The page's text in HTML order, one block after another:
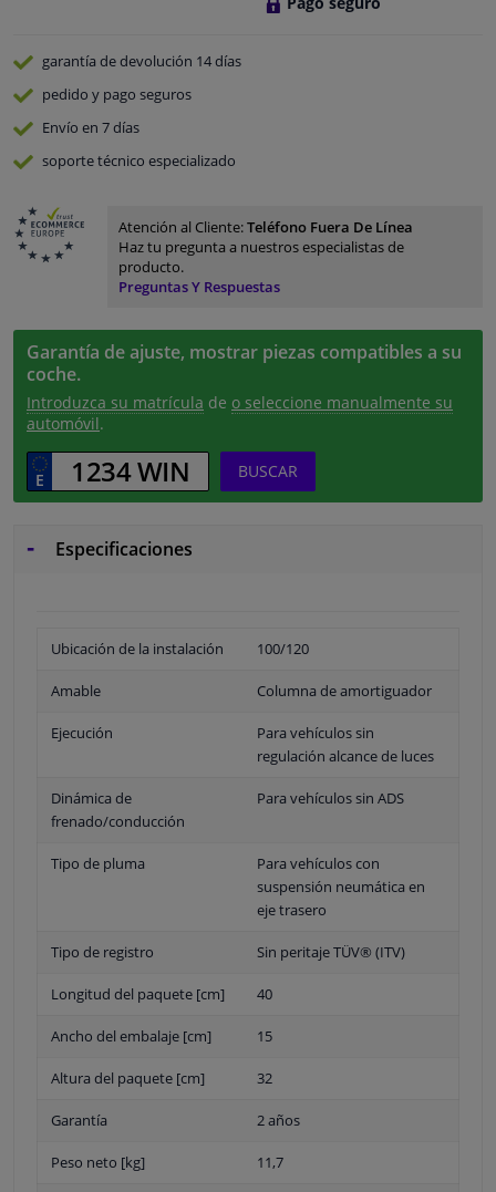
garantía de devolución 14 días
pedido y pago seguros
Envío en 7 días
soporte técnico especializado
Atención al Cliente:Teléfono Fuera De Línea
Haz tu pregunta a nuestros especialistas de
producto.
Preguntas Y Respuestas
Garantía de ajuste, mostrar piezas compatibles a su
coche.
Introduzca su matrícula de o seleccione manualmente su
automóvil.
BUSCAR
Especificaciones
Ubicación de la instalación 100/120
Amable Columna de amortiguador
Ejecución
Para vehículos sin
regulación alcance de luces
Dinámica de
frenado/conducción
Para vehículos sin ADS
Tipo de pluma
Para vehículos con
suspensión neumática en
eje trasero
Tipo de registro Sin peritaje TÜV® (ITV)
Longitud del paquete [cm] 40
Ancho del embalaje [cm] 15
Altura del paquete [cm] 32
Garantía 2 años
Peso neto [kg] 11,7